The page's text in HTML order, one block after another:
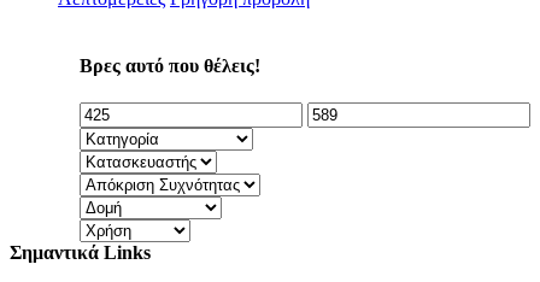
Βρες αυτό που θέλεις!
Σημαντικά Links